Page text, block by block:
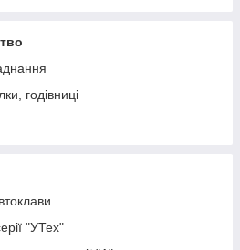
годівниці
"УТех"